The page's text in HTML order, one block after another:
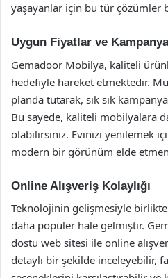
yaşayanlar için bu tür çözümler
Uygun Fiyatlar ve
Gemadoor Mobilya, kaliteli
hedefiyle hareket etmektedir.
planda tutarak, sık sık
Bu sayede, kaliteli mobilyalara
olabilirsiniz. Evinizi yenilemek
modern bir görünüm elde
Online Alışveriş Kolaylığı
Teknolojinin gelişmesiyle
daha popüler hale gelmiştir.
dostu web sitesi ile online
detaylı bir şekilde inceleyebilir,